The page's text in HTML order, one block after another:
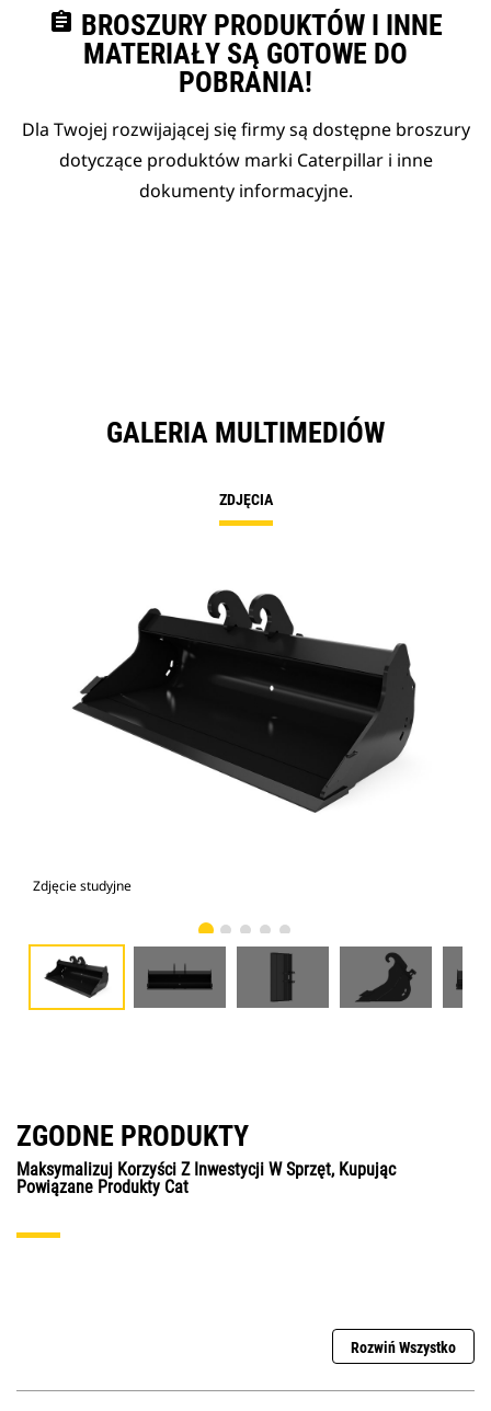
assignment BROSZURY PRODUKTÓW I INNE
MATERIAŁY SĄ GOTOWE DO
POBRANIA!
Dla Twojej rozwijającej się firmy są dostępne broszury
dotyczące produktów marki Caterpillar i inne
dokumenty informacyjne.
GALERIA MULTIMEDIÓW
ZDJĘCIA
Zdjęcie studyjne
ZGODNE PRODUKTY
Maksymalizuj Korzyści Z Inwestycji W Sprzęt, Kupując
Powiązane Produkty Cat
Rozwiń Wszystko